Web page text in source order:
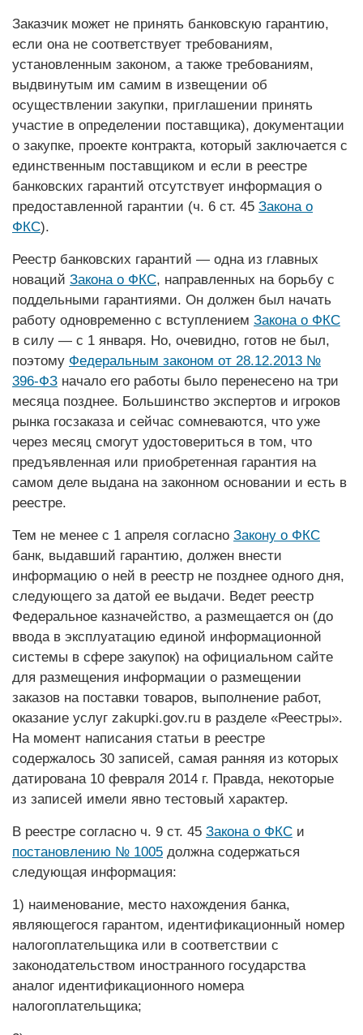
Заказчик может не принять банковскую гарантию,
если она не соответствует требованиям,
установленным законом, а также требованиям,
выдвинутым им самим в извещении об
осуществлении закупки, приглашении принять
участие в определении поставщика), документации
о закупке, проекте контракта, который заключается с
единственным поставщиком и если в реестре
банковских гарантий отсутствует информация о
предоставленной гарантии (ч. 6 ст. 45 Закона о
ФКС).
Реестр банковских гарантий — одна из главных
новаций Закона о ФКС, направленных на борьбу с
поддельными гарантиями. Он должен был начать
работу одновременно с вступлением Закона о ФКС
в силу — с 1 января. Но, очевидно, готов не был,
поэтому Федеральным законом от 28.12.2013 №
396-ФЗ начало его работы было перенесено на три
месяца позднее. Большинство экспертов и игроков
рынка госзаказа и сейчас сомневаются, что уже
через месяц смогут удостовериться в том, что
предъявленная или приобретенная гарантия на
самом деле выдана на законном основании и есть в
реестре.
Тем не менее с 1 апреля согласно Закону о ФКС
банк, выдавший гарантию, должен внес­ти
информацию о ней в реестр не позднее одного дня,
следую­щего за датой ее выдачи. Ведет реестр
Федеральное казначейство, а размещается он (до
ввода в эксплуатацию единой информационной
системы в сфере закупок) на официальном сайте
для размещения информации о размещении
заказов на поставки товаров, выполнение работ,
оказание услуг zakupki.gov.ru в разделе «Реестры».
На момент написания статьи в реестре
содержалось 30 записей, самая ранняя из которых
датирована 10 февраля 2014 г. Правда, некоторые
из записей имели явно тестовый характер.
В реестре согласно ч. 9 ст. 45 Закона о ФКС и
постановлению № 1005 должна содержаться
следующая информация:
1) наименование, место нахождения банка,
являющегося гарантом, идентификационный номер
налогоплательщика или в соответствии с
законодательством иностранного государства
аналог идентификационного номера
налогоплательщика;